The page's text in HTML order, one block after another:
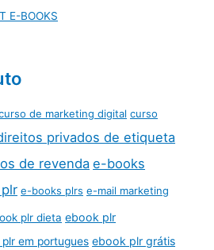
E-BOOKS
de marketing digital curso
privados de etiqueta
de revenda e-books
e-books plrs e-mail marketing
plr dieta ebook plr
em portugues ebook plr grátis